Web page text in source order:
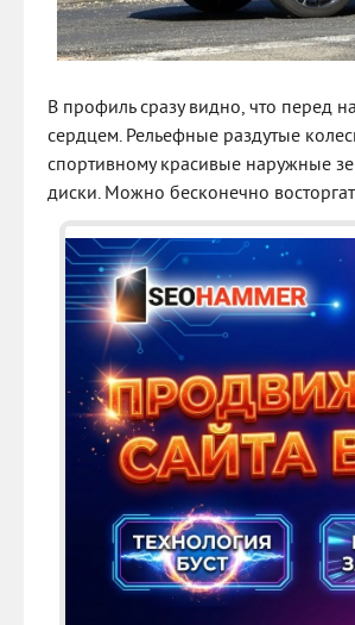
В профиль сразу видно, что перед
сердцем. Рельефные раздутые
спортивному красивые наружные
диски. Можно бесконечно